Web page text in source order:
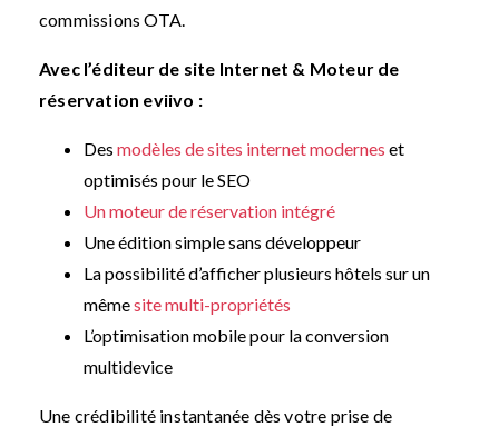
commissions OTA.
Avec l’éditeur de site Internet & Moteur de
réservation eviivo :
Des modèles de sites internet modernes et
optimisés pour le SEO
Un moteur de réservation intégré
Une édition simple sans développeur
La possibilité d’afficher plusieurs hôtels sur un
mêmesite multi-propriétés
L’optimisation mobile pour la conversion
multidevice
Une crédibilité instantanée dès votre prise de